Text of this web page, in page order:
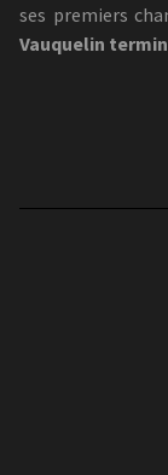
ses premiers
Vauquelin